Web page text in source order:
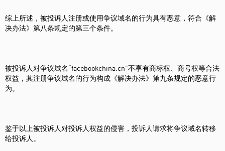
综上所述，被投诉人注册或使用争议域名的行为具有恶意，符合《解
决办法》第八条规定的第三个条件。
被投诉人对争议域名“facebookchina.cn”不享有商标权、商号权等合法
权益，其注册争议域名的行为构成《解决办法》第九条规定的恶意行
为。
鉴于以上被投诉人对投诉人权益的侵害，投诉人请求将争议域名转移
给投诉人。